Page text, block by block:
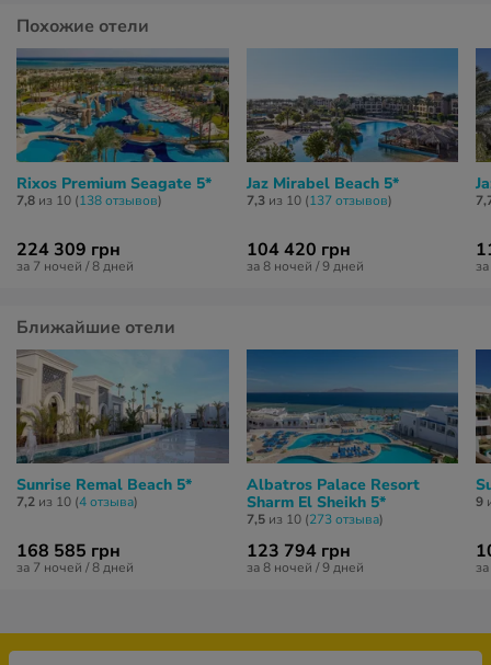
Похожие отели
Rixos Premium Seagate 5*
7,8 из 10 (138 отзывов)
224 309 грн
за 7 ночей / 8 дней
Jaz Mirabel Beach 5*
7,3из 10 (137 отзывов)
104 420 грн
за 8 ночей / 9 дней
Ближайшие отели
Sunrise Remal Beach 5*
7,2 из 10 (4 отзывa)
168 585 грн
за 7 ночей / 8 дней
Albatros Palace Resort
Sharm El Sheikh 5*
7,5из 10 (273 отзывa)
123 794 грн
за 8 ночей / 9 дней
9